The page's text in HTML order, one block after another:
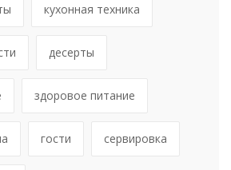
кухонная техника
десерты
здоровое питание
гости сервировка